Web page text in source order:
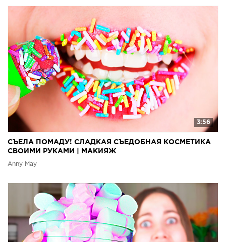
3:56
СЪЕЛА ПОМАДУ! СЛАДКАЯ СЪЕДОБНАЯ КОСМЕТИКА
СВОИМИ РУКАМИ | МАКИЯЖ
Anny May